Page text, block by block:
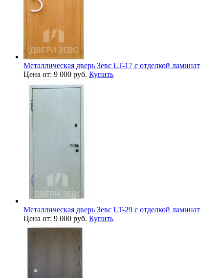
Металлическая дверь Зевс LT-17 с отделкой ламинат
Цена от: 9 000 руб. Купить
Металлическая дверь Зевс LT-29 с отделкой ламинат
Цена от: 9 000 руб. Купить